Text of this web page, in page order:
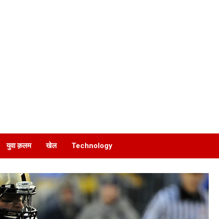
युवा क़लम खेल Technology